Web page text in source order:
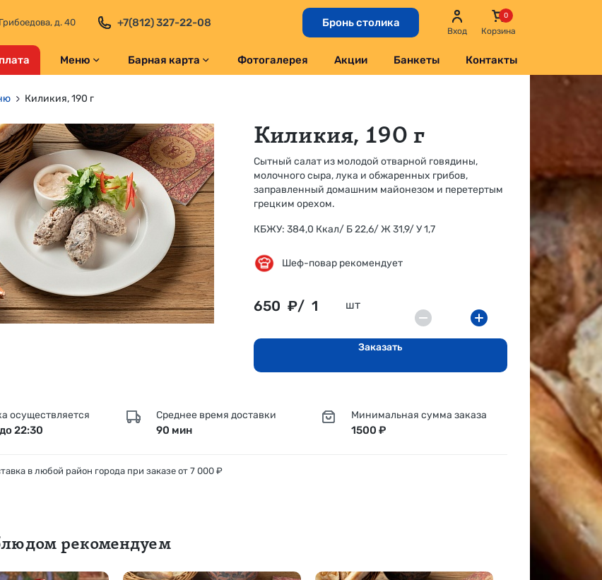
Бронь столика
Вход Корзина
Меню Барная карта Фотогалерея Акции Банкеты Контакты
д. 40 +7(812) 327-22-08
Киликия, 190 г
Киликия, 190 г
Сытный салат из молодой отварной говядины,
молочного сыра, лука и обжаренных грибов,
заправленный домашним майонезом и перетертым
грецким орехом.
КБЖУ: 384,0 Ккал/ Б 22,6/ Ж 31,9/ У 1,7
Шеф-повар рекомендует
650 ₽/ 1 шт
Заказать
осуществляется
22:30
Среднее время доставки
90 мин
Минимальная сумма заказа
1500 ₽
в любой район города при заказе от 7 000 ₽
рекомендуем